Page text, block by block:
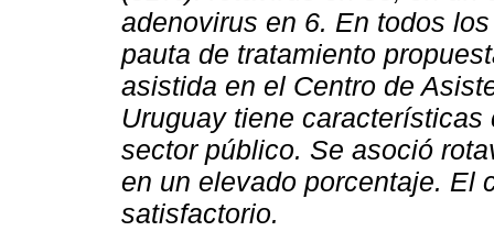
adenovirus en 6. En todos
pauta de tratamiento
asistida en el Centro de
Uruguay tiene
sector público. Se asoció
en un elevado porcentaje. El
satisfactorio.